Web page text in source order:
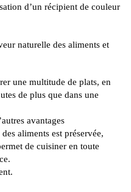
d’un récipient de couleur
des aliments et
une multitude de plats, en
de plus que dans une
avantages
aliments est préservée,
de cuisiner en toute